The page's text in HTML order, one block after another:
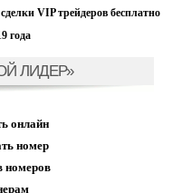
VIP трейдеров бесплатно
года
ЛИДЕР»
онлайн
номер
номеров